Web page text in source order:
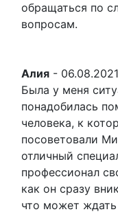
обращаться по
вопросам.
Алия - 06.08.2021
Была у меня
понадобилась
человека, к
посоветовали
отличный
профессионал
как он сразу
что может